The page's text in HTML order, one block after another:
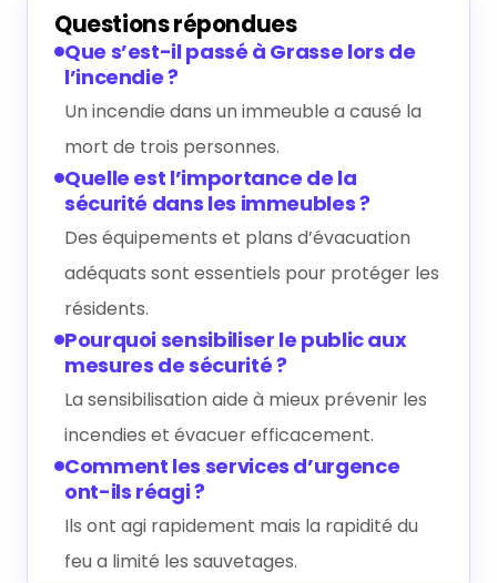
Questions répondues
Que s’est-il passé à Grasse lors de
l’incendie ?
Un incendie dans un immeuble a causé la
mort de trois personnes.
Quelle est l’importance de la
sécurité dans les immeubles ?
Des équipements et plans d’évacuation
adéquats sont essentiels pour protéger les
résidents.
Pourquoi sensibiliser le public aux
mesures de sécurité ?
La sensibilisation aide à mieux prévenir les
incendies et évacuer efficacement.
Comment les services d’urgence
ont-ils réagi ?
Ils ont agi rapidement mais la rapidité du
feu a limité les sauvetages.